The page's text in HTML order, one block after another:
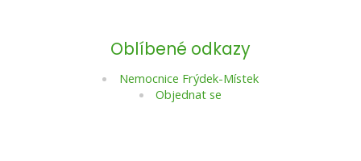
Oblíbené odkazy
Nemocnice Frýdek-Místek
Objednat se